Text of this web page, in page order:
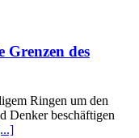
Grenzen des
Ringen um den
Denker beschäftigen